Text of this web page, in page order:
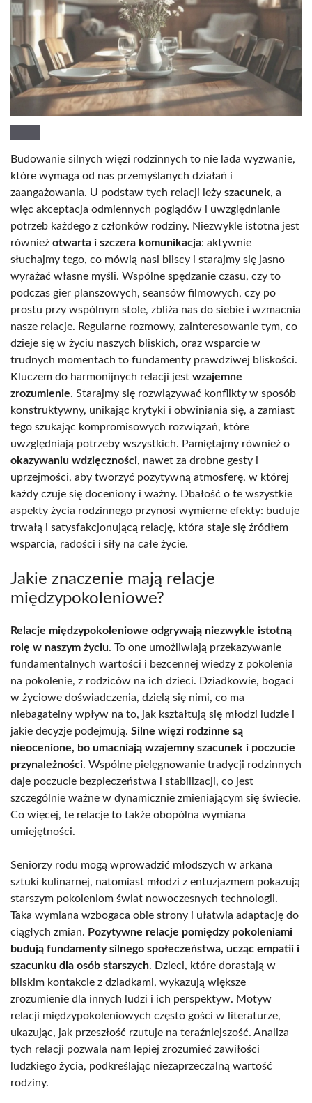
Budowanie silnych więzi rodzinnych to nie lada wyzwanie,
które wymaga od nas przemyślanych działań i
zaangażowania. U podstaw tych relacji leży szacunek, a
więc akceptacja odmiennych poglądów i uwzględnianie
potrzeb każdego z członków rodziny. Niezwykle istotna jest
również otwarta i szczera komunikacja: aktywnie
słuchajmy tego, co mówią nasi bliscy i starajmy się jasno
wyrażać własne myśli. Wspólne spędzanie czasu, czy to
podczas gier planszowych, seansów filmowych, czy po
prostu przy wspólnym stole, zbliża nas do siebie i wzmacnia
nasze relacje. Regularne rozmowy, zainteresowanie tym, co
dzieje się w życiu naszych bliskich, oraz wsparcie w
trudnych momentach to fundamenty prawdziwej bliskości.
Kluczem do harmonijnych relacji jest wzajemne
zrozumienie. Starajmy się rozwiązywać konflikty w sposób
konstruktywny, unikając krytyki i obwiniania się, a zamiast
tego szukając kompromisowych rozwiązań, które
uwzględniają potrzeby wszystkich. Pamiętajmy również o
okazywaniu wdzięczności, nawet za drobne gesty i
uprzejmości, aby tworzyć pozytywną atmosferę, w której
każdy czuje się doceniony i ważny. Dbałość o te wszystkie
aspekty życia rodzinnego przynosi wymierne efekty: buduje
trwałą i satysfakcjonującą relację, która staje się źródłem
wsparcia, radości i siły na całe życie.
Jakie znaczenie mają relacje
międzypokoleniowe?
Relacje międzypokoleniowe odgrywają niezwykle istotną
rolę w naszym życiu. To one umożliwiają przekazywanie
fundamentalnych wartości i bezcennej wiedzy z pokolenia
na pokolenie, z rodziców na ich dzieci. Dziadkowie, bogaci
w życiowe doświadczenia, dzielą się nimi, co ma
niebagatelny wpływ na to, jak kształtują się młodzi ludzie i
jakie decyzje podejmują. Silne więzi rodzinne są
nieocenione, bo umacniają wzajemny szacunek i poczucie
przynależności. Wspólne pielęgnowanie tradycji rodzinnych
daje poczucie bezpieczeństwa i stabilizacji, co jest
szczególnie ważne w dynamicznie zmieniającym się świecie.
Co więcej, te relacje to także obopólna wymiana
umiejętności.
Seniorzy rodu mogą wprowadzić młodszych w arkana
sztuki kulinarnej, natomiast młodzi z entuzjazmem pokazują
starszym pokoleniom świat nowoczesnych technologii.
Taka wymiana wzbogaca obie strony i ułatwia adaptację do
ciągłych zmian. Pozytywne relacje pomiędzy pokoleniami
budują fundamenty silnego społeczeństwa, ucząc empatii i
szacunku dla osób starszych. Dzieci, które dorastają w
bliskim kontakcie z dziadkami, wykazują większe
zrozumienie dla innych ludzi i ich perspektyw. Motyw
relacji międzypokoleniowych często gości w literaturze,
ukazując, jak przeszłość rzutuje na teraźniejszość. Analiza
tych relacji pozwala nam lepiej zrozumieć zawiłości
ludzkiego życia, podkreślając niezaprzeczalną wartość
rodziny.